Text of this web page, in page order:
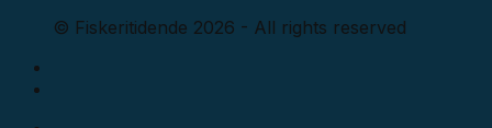
© Fiskeritidende 2026 - All rights reserved